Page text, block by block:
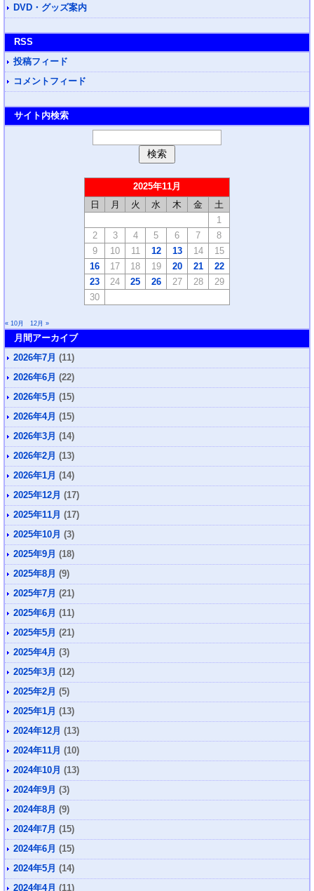
DVD・グッズ案内
RSS
投稿フィード
コメントフィード
サイト内検索
2025年11月
日 月 火 水 木 金
土
1
2
3 4 5 6 7
8
9
10 11 12 13 14
15
16
17 18 19 20 21
22
23
24 25 26 27 28
29
30
« 10月 12月 »
月間アーカイブ
2026年7月 (11)
2026年6月 (22)
2026年5月 (15)
2026年4月 (15)
2026年3月 (14)
2026年2月 (13)
2026年1月 (14)
2025年12月 (17)
2025年11月 (17)
2025年10月 (3)
2025年9月 (18)
2025年8月 (9)
2025年7月 (21)
2025年6月 (11)
2025年5月 (21)
2025年4月 (3)
2025年3月 (12)
2025年2月 (5)
2025年1月 (13)
2024年12月 (13)
2024年11月 (10)
2024年10月 (13)
2024年9月 (3)
2024年8月 (9)
2024年7月 (15)
2024年6月 (15)
2024年5月 (14)
2024年4月 (11)